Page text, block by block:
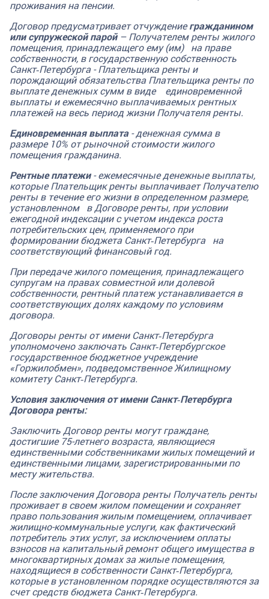
проживания на пенсии.
Договор предусматривает отчуждениегражданином
или супружеской парой– Получателем ренты жилого
помещения, принадлежащего ему (им) на праве
собственности, в государственную собственность
Санкт‑Петербурга - Плательщика ренты и
порождающий обязательства Плательщика ренты по
выплате денежных сумм в виде единовременной
выплаты и ежемесячно выплачиваемых рентных
платежей на весь период жизни Получателя ренты.
Единовременная выплата- денежная сумма в
размере 10% от рыночной стоимости жилого
помещения гражданина.
Рентные платежи- ежемесячные денежные выплаты,
которые Плательщик ренты выплачивает Получателю
ренты в течение его жизни в определенном размере,
установленном в Договоре ренты, при условии
ежегодной индексации с учетом индекса роста
потребительских цен, применяемого при
формировании бюджета Санкт‑Петербурга на
соответствующий финансовый год.
При передаче жилого помещения, принадлежащего
супругам на правах совместной или долевой
собственности, рентный платеж устанавливается в
соответствующих долях каждому по условиям
договора.
Договоры ренты от имени Санкт‑Петербурга
уполномочено заключать Санкт‑Петербургское
государственное бюджетное учреждение
«Горжилобмен», подведомственное Жилищному
комитету Санкт‑Петербурга.
Условия заключения от имени Санкт‑Петербурга
Договора ренты:
Заключить Договор ренты могут граждане,
достигшие 75-летнего возраста, являющиеся
единственными собственниками жилых помещений и
единственными лицами, зарегистрированными по
месту жительства.
После заключения Договора ренты Получатель ренты
проживает в своем жилом помещении и сохраняет
право пользования жилым помещением, оплачивает
жилищно-коммунальные услуги, как фактический
потребитель этих услуг, за исключением оплаты
взносов на капитальный ремонт общего имущества в
многоквартирных домах за жилые помещения,
находящиеся в собственности Санкт‑Петербурга,
которые в установленном порядке осуществляются за
счет средств бюджета Санкт‑Петербурга.